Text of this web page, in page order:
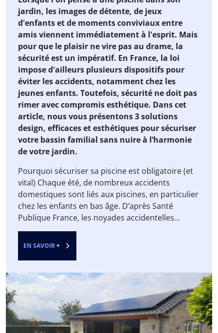
Lorsque l'on pense à une piscine dans son
jardin, les images de détente, de jeux
d'enfants et de moments conviviaux entre
amis viennent immédiatement à l'esprit. Mais
pour que le plaisir ne vire pas au drame, la
sécurité est un impératif. En France, la loi
impose d'ailleurs plusieurs dispositifs pour
éviter les accidents, notamment chez les
jeunes enfants. Toutefois, sécurité ne doit pas
rimer avec compromis esthétique. Dans cet
article, nous vous présentons 3 solutions
design, efficaces et esthétiques pour sécuriser
votre bassin familial sans nuire à l’harmonie
de votre jardin.
Pourquoi sécuriser sa piscine est obligatoire (et
vital) Chaque été, de nombreux accidents
domestiques sont liés aux piscines, en particulier
chez les enfants en bas âge. D’après Santé
représentent l’une des premières causes de
mortalité chez les enfants de moins de 6 ans.
Pour lutter contre ce fléau, la loi française exige
depuis 2004 l’installation d’un dispositif de
sécurité normalisé autour des piscines privées
enterrées ou semi-enterrées. Les 4 dispositifs
homologués sont : La barrière de protection